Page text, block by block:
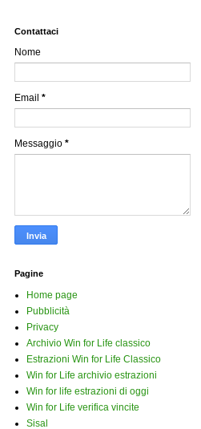
Contattaci
Nome
Email *
Messaggio *
Pagine
Home page
Pubblicità
Privacy
Archivio Win for Life classico
Estrazioni Win for Life Classico
Win for Life archivio estrazioni
Win for life estrazioni di oggi
Win for Life verifica vincite
Sisal